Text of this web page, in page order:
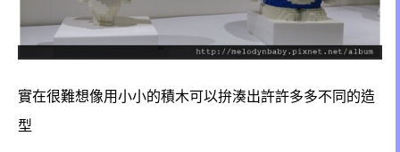
實在很難想像用小小的積木可以拚湊出許許多多不同的造
型